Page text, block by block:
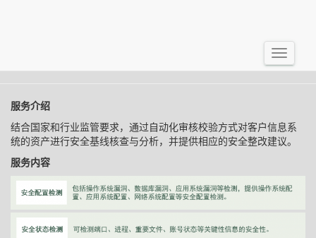
切
服务介绍
结合国家和行业监管要求，通过自动化审核校验方式对客户信息系
统的资产进行安全基线核查与分析，并提供相应的安全整改建议。
服务内容